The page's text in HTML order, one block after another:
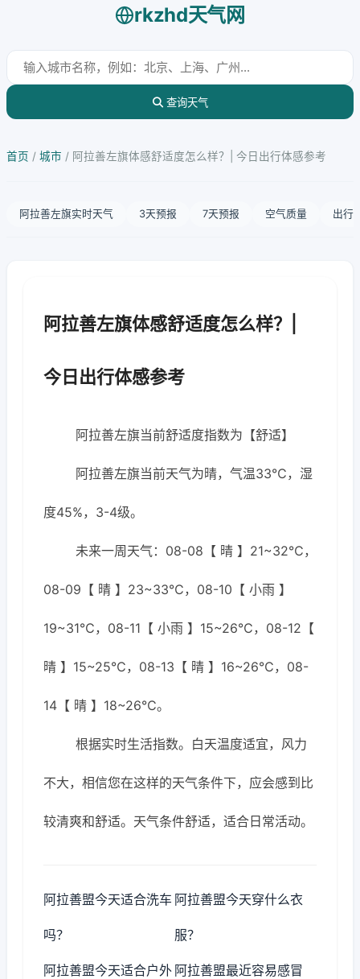
rkzhd天气网
查询天气
首页 / 城市 / 阿拉善左旗体感舒适度怎么样？| 今日出行体感参考
阿拉善左旗实时天气 3天预报 7天预报 空气质量 出行
阿拉善左旗体感舒适度怎么样？|
今日出行体感参考
阿拉善左旗当前舒适度指数为【舒适】
阿拉善左旗当前天气为晴，气温33℃，湿
度45%，3-4级。
未来一周天气：08-08【 晴 】21~32℃，
08-09【 晴 】23~33℃，08-10【 小雨 】
19~31℃，08-11【 小雨 】15~26℃，08-12【
晴 】15~25℃，08-13【 晴 】16~26℃，08-
14【 晴 】18~26℃。
根据实时生活指数。白天温度适宜，风力
不大，相信您在这样的天气条件下，应会感到比
较清爽和舒适。天气条件舒适，适合日常活动。
阿拉善盟今天适合洗车
吗？
阿拉善盟今天穿什么衣
服？
阿拉善盟今天适合户外 阿拉善盟最近容易感冒